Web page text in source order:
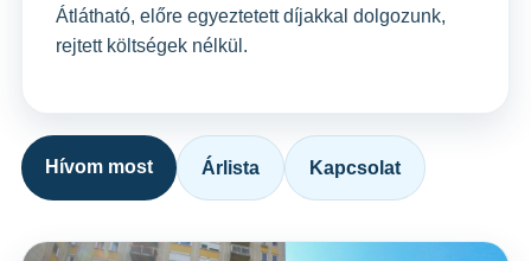
Átlátható, előre egyeztetett díjakkal dolgozunk,
rejtett költségek nélkül.
Hívom most Árlista Kapcsolat